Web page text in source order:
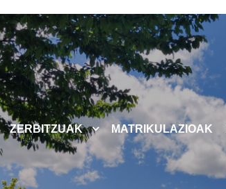
ZERBITZUAK MATRIKULAZIOAK